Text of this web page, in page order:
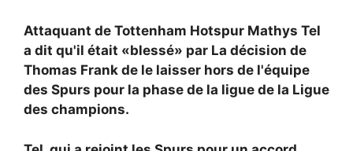
Attaquant de Tottenham Hotspur Mathys Tel
a dit qu'il était «blessé» par La décision de
Thomas Frank de le laisser hors de l'équipe
des Spurs pour la phase de la ligue de la Ligue
des champions.